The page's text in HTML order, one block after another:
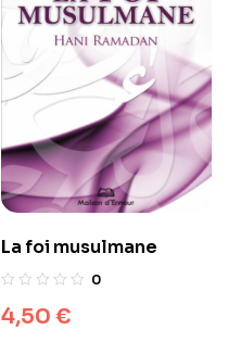
La foi musulmane
0
4,50 €